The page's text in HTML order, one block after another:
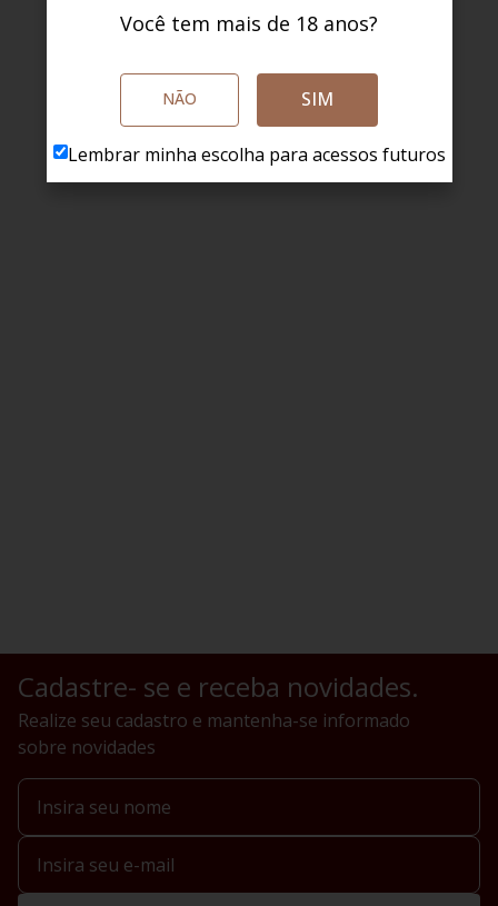
Cadastre- se e receba novidades.
Realize seu cadastro e mantenha-se informado
sobre novidades
Você tem mais de 18 anos?
NÃO SIM
Lembrar minha escolha para acessos futuros